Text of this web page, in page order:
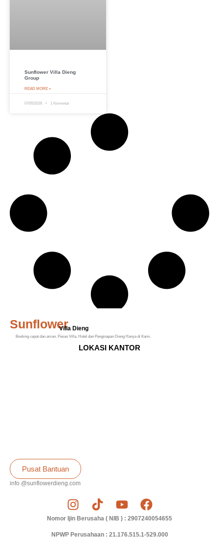
Sunflower Villa Dieng
Group
READ MORE »
07/05/2026 1 Komentar
SunflowerVilla Dieng
Booking cepat dan aman. Pesan Villa, Hotel dan Penginapan Dieng Hanya di Kami.
LOKASI KANTOR
Pusat Bantuan
info @sunflowerdieng.com
Nomor Ijin Berusaha ( NIB ) : 2907240054655
NPWP Perusahaan : 21.176.515.1-529.000